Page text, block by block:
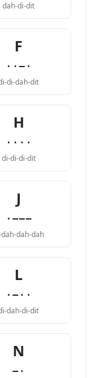
dah-di-dit
F
··−·
di-dah-dit
H
····
di-di-di-dit
J
·−−−
dah-dah
L
·−··
dah-di-dit
N
−·